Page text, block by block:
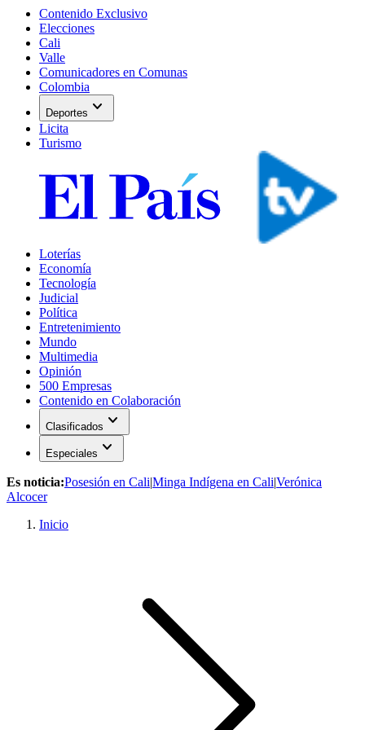
Contenido Exclusivo
Elecciones
Cali
Valle
Comunicadores en Comunas
Colombia
Deportes expand_more
Licita
Turismo
Loterías
Economía
Tecnología
Judicial
Política
Entretenimiento
Mundo
Multimedia
Opinión
500 Empresas
Contenido en Colaboración
Clasificados expand_more
Especiales expand_more
Es noticia:Posesión en Cali|Minga Indígena en Cali|Verónica
Alcocer
Inicio